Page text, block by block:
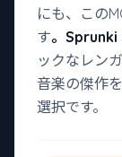
にも、この
す。Sprunki
ックなレン
音楽の傑作
選択です。